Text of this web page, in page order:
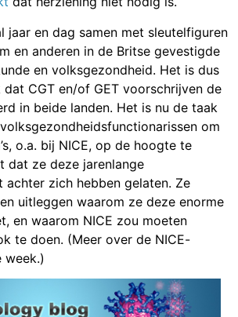
jaar en dag samen met sleutelfiguren
en anderen in de Britse gevestigde
en volksgezondheid. Het is dus
CGT en/of GET voorschrijven de
in beide landen. Het is nu de taak
om
o.a. bij NICE, op de hoogte te
dat ze deze jarenlange
achter zich hebben gelaten. Ze
uitleggen waarom ze deze enorme
en waarom NICE zou moeten
te doen. (Meer over de NICE-
week.)